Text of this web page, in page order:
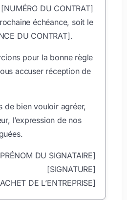
DU CONTRAT]
échéance, soit le
DU CONTRAT].
pour la bonne règle
accuser réception de
de bien vouloir agréer,
l’expression de nos
DU SIGNATAIRE]
[SIGNATURE]
DE L’ENTREPRISE]